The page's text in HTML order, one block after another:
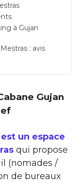
à Gujan
: avis
Gujan
un espace
qui propose
(nomades /
de bureaux